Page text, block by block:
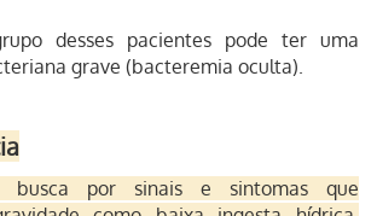
desses pacientes pode ter uma
grave (bacteremia oculta).
busca por sinais e sintomas que